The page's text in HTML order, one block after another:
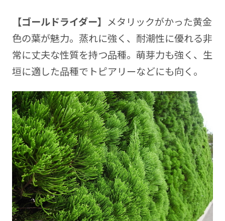
【ゴールドライダー】 メタリックがかった黄金
色の葉が魅力。蒸れに強く、耐潮性に優れる非
常に丈夫な性質を持つ品種。萌芽力も強く、生
垣に適した品種でトピアリーなどにも向く。